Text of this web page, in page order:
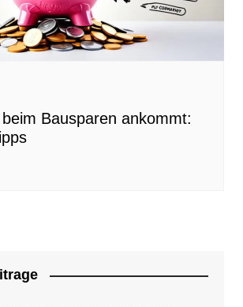
Bausparen ankommt: